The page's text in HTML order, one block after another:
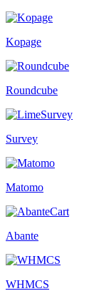
Kopage
Roundcube
Survey
Matomo
Abante
WHMCS